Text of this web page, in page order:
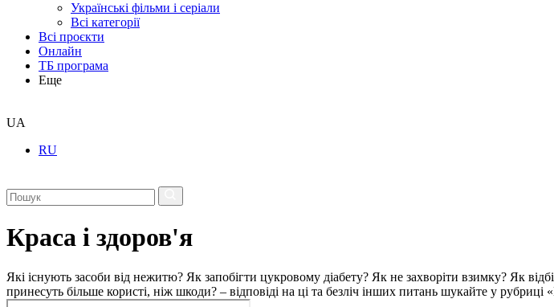
Українські фільми і серіали
Всі категорії
Всі проєкти
Онлайн
ТБ програма
Еще
UA
RU
Краса і здоров'я
Які існують засоби від нежитю? Як запобігти цукровому діабету? Як не захворіти взимку? Як
принесуть більше користі, ніж шкоди? – відповіді на ці та безліч інших питань шукайте у рубриці